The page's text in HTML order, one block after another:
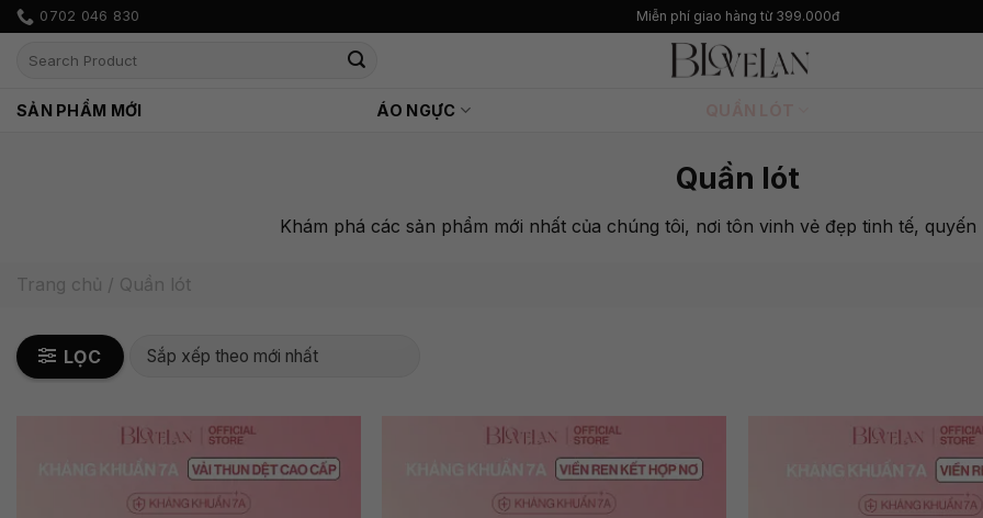
Bỏ
qua
0702 046 830 Ưu đãi giảm giá lên đến 50%
SẢN PHẨM MỚI ÁO NGỰC
Quần lót
Khám phá các sản phẩm mới nhất của chúng tôi, nơi tôn vinh vẻ đẹp tinh tế,
Trang chủ / Quần lót
LỌC